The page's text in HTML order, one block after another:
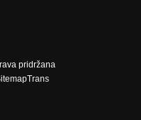
pridržana